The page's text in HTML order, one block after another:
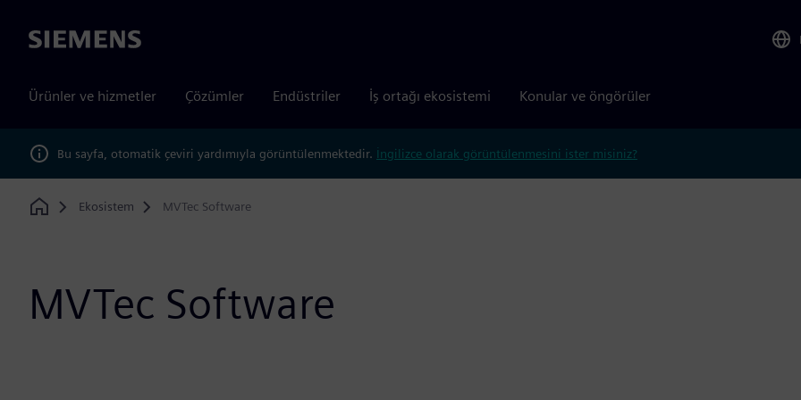
Siemens
Ürünler ve hizmetler Çözümler Endüstriler İş ortağı ekosistemi Konular ve öngörüler
Bu sayfa, otomatik çeviri yardımıyla görüntülenmektedir. İngilizce olarak görüntülenmesini ister misiniz?
Home
Ekosistem MVTec Software
MVTec Software